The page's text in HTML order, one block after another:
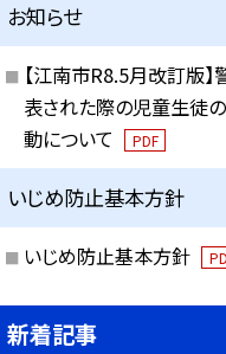
お知らせ
【江南市R8.5月改訂版】
表された際の児童生徒
動について
PDF
いじめ防止基本方針
いじめ防止基本方針
新着記事